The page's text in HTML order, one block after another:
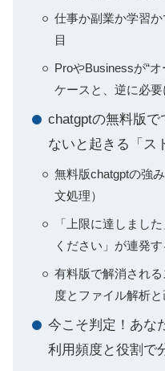
仕事か副業か学習
目
ProやBusinessが“
ケースと、逆に必
chatgptの無料版で
ないと起きる「ス
無料版chatgptの強
文処理）
「上限に達しまし
ください」が連発
有料版で解消され
度とファイル解析と
今こそ判定！あな
利用頻度と役割で